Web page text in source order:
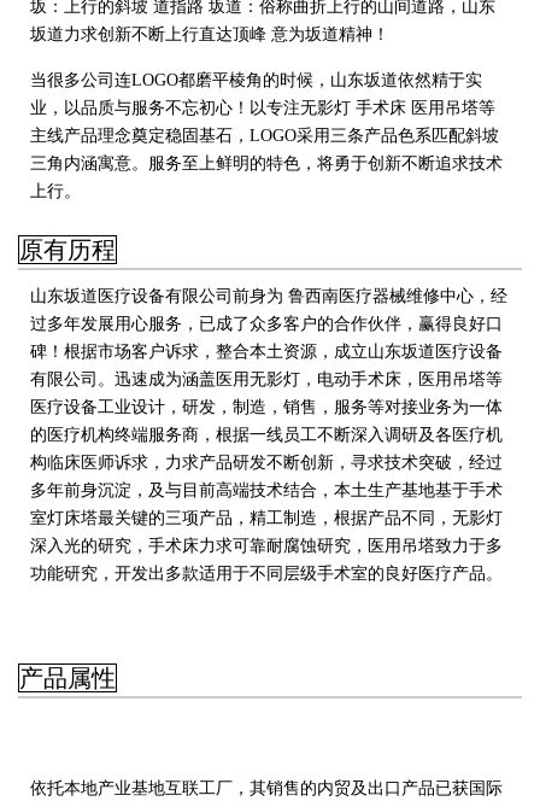
坂：上行的斜坡 道指路 坂道：俗称曲折上行的山间道路，山东
坂道力求创新不断上行直达顶峰 意为坂道精神！
当很多公司连LOGO都磨平棱角的时候，山东坂道依然精于实
业，以品质与服务不忘初心！以专注无影灯 手术床 医用吊塔等
主线产品理念奠定稳固基石，LOGO采用三条产品色系匹配斜坡
三角内涵寓意。服务至上鲜明的特色，将勇于创新不断追求技术
上行。
原有历程
山东坂道医疗设备有限公司前身为 鲁西南医疗器械维修中心，经
过多年发展用心服务，已成了众多客户的合作伙伴，赢得良好口
碑！根据市场客户诉求，整合本土资源，成立山东坂道医疗设备
有限公司。迅速成为涵盖医用无影灯，电动手术床，医用吊塔等
医疗设备工业设计，研发，制造，销售，服务等对接业务为一体
的医疗机构终端服务商， 根据一线员工不断深入调研及各医疗机
构临床医师诉求，力求产品研发不断创新，寻求技术突破，经过
多年前身沉淀，及与目前高端技术结合，本土生产基地基于手术
室灯床塔最关键的三项产品，精工制造，根据产品不同，无影灯
深入光的研究，手术床力求可靠耐腐蚀研究，医用吊塔致力于多
功能研究，开发出多款适用于不同层级手术室的良好医疗产品。
产品属性
依托本地产业基地互联工厂，其销售的内贸及出口产品已获国际